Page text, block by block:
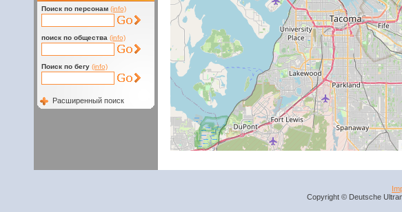
Поиск по персонам (info)
поиск по общества (info)
Поиск по бегу (info)
Расширенный поиск
Copyright © Deutsche